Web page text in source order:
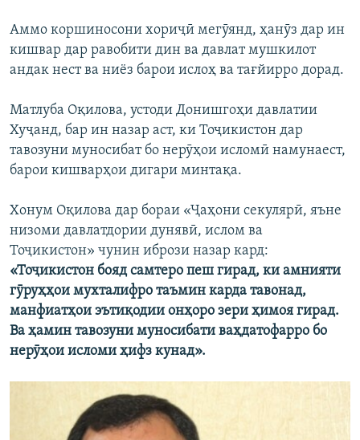
Аммо коршиносони хориҷӣ мегӯянд, ҳанӯз дар ин
кишвар дар равобити дин ва давлат мушкилот
андак нест ва ниёз барои ислоҳ ва тағйирро дорад.
Матлуба Оқилова, устоди Донишгоҳи давлатии
Хуҷанд, бар ин назар аст, ки Тоҷикистон дар
тавозуни муносибат бо нерӯҳои исломӣ намунаест,
барои кишварҳои дигари минтақа.
Хонум Оқилова дар бораи «Ҷаҳони секулярӣ, яъне
низоми давлатдории дунявӣ, ислом ва
Тоҷикистон» чунин ибрози назар кард:
«Тоҷикистон бояд самтеро пеш гирад, ки амнияти
гӯруҳҳои мухталифро таъмин карда тавонад,
манфиатҳои эътиқодии онҳоро зери ҳимоя гирад.
Ва ҳамин тавозуни муносибати ваҳдатофарро бо
нерӯҳои исломи ҳифз кунад».